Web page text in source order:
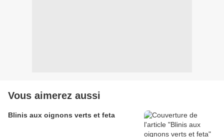
Vous aimerez aussi
Blinis aux oignons verts et feta